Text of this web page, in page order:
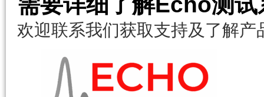
欢迎联系我们获取支持及了解产